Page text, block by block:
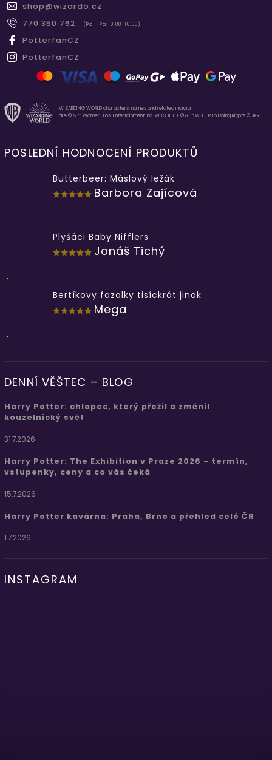
shop@wizardo.cz
770 350 762
(Po - Pá 10.00-16.00)
PotterfanCZ
PotterfanCZ
WIZARDING WORLD characters, names and related indicia
are © & ™ Warner Bros. Entertainment Inc. WB SHIELD: © & ™ WBEI. Publishing Rights © JKR.
POSLEDNÍ HODNOCENÍ PRODUKTŮ
Butterbeer: Máslový ležák
Barbora Zajícová
...
Plyšáci Baby Nifflers
Jonáš Tichý
...
Bertíkovy fazolky tisíckrát jinak
Mega
...
DENNÍ VĚŠTEC – BLOG
Harry Potter: chlapec, který přežil a změnil
kouzelnický svět
31.7.2026
Harry Potter: The Exhibition v Praze 2026 – termín,
vstupenky, ceny a co vás čeká
15.7.2026
Harry Potter kavárna: Praha, Brno a přehled celé ČR
1.7.2026
INSTAGRAM